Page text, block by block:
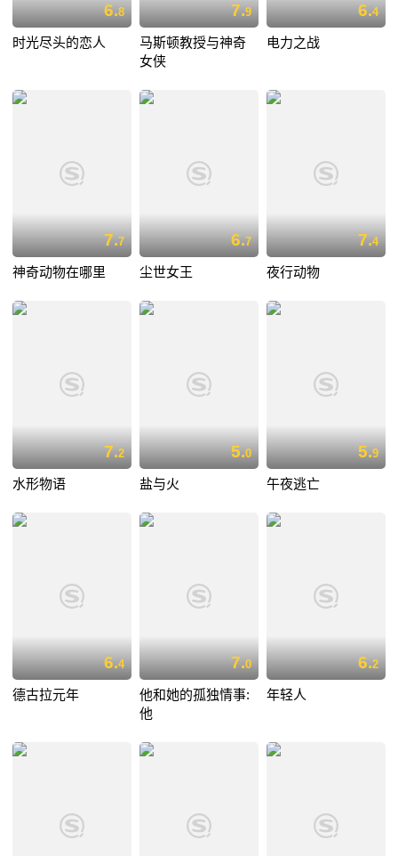
6.8
时光尽头的恋人
7.9
马斯顿教授与神奇
女侠
6.4
电力之战
7.7
神奇动物在哪里
6.7
尘世女王
7.4
夜行动物
7.2
水形物语
5.0
盐与火
5.9
午夜逃亡
6.4
德古拉元年
7.0
他和她的孤独情事:
他
6.2
年轻人